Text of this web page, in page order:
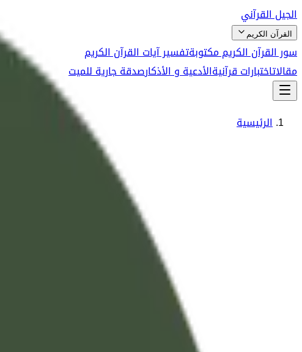
الجيل القرآني
القرآن الكريم
سور القرآن الكريم مكتوبةتفسير آيات القرآن الكريم
مقالاتاختبارات قرآنيةالأدعية و الأذكارصدقة جارية للميت
الرئيسية